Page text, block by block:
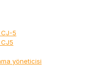
5
yöneticisi